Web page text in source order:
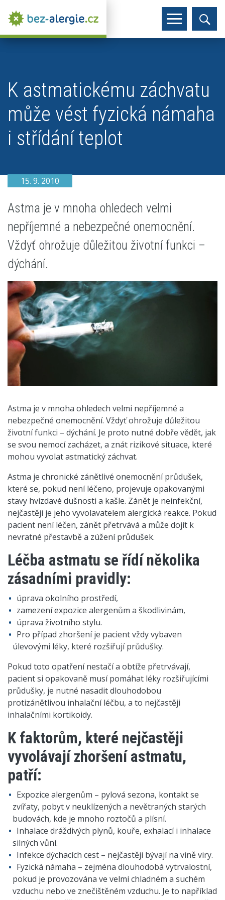
K astmatickému záchvatu
může vést fyzická námaha
i střídání teplot
15. 9. 2010
Astma je v mnoha ohledech velmi
nepříjemné a nebezpečné onemocnění.
Vždyť ohrožuje důležitou životní funkci –
dýchání.
Astma je v mnoha ohledech velmi nepříjemné a
nebezpečné onemocnění. Vždyť ohrožuje důležitou
životní funkci – dýchání. Je proto nutné dobře vědět, jak
se svou nemocí zacházet, a znát rizikové situace, které
mohou vyvolat astmatický záchvat.
Astma je chronické zánětlivé onemocnění průdušek,
které se, pokud není léčeno, projevuje opakovanými
stavy hvízdavé dušnosti a kašle. Zánět je neinfekční,
nejčastěji je jeho vyvolavatelem alergická reakce. Pokud
pacient není léčen, zánět přetrvává a může dojít k
nevratné přestavbě a zúžení průdušek.
Léčba astmatu se řídí několika
zásadními pravidly:
úprava okolního prostředí,
zamezení expozice alergenům a škodlivinám,
úprava životního stylu.
Pro případ zhoršení je pacient vždy vybaven
úlevovými léky, které rozšiřují průdušky.
Pokud toto opatření nestačí a obtíže přetrvávají,
pacient si opakovaně musí pomáhat léky rozšiřujícími
průdušky, je nutné nasadit dlouhodobou
protizánětlivou inhalační léčbu, a to nejčastěji
inhalačními kortikoidy.
K faktorům, které nejčastěji
vyvolávají zhoršení astmatu,
patří:
Expozice alergenům – pylová sezona, kontakt se
zvířaty, pobyt v neuklízených a nevětraných starých
budovách, kde je mnoho roztočů a plísní.
Inhalace dráždivých plynů, kouře, exhalací i inhalace
silných vůní.
Infekce dýchacích cest – nejčastěji bývají na vině viry.
Fyzická námaha – zejména dlouhodobá vytrvalostní,
pokud je provozována ve velmi chladném a suchém
vzduchu nebo ve znečištěném vzduchu. Je to například